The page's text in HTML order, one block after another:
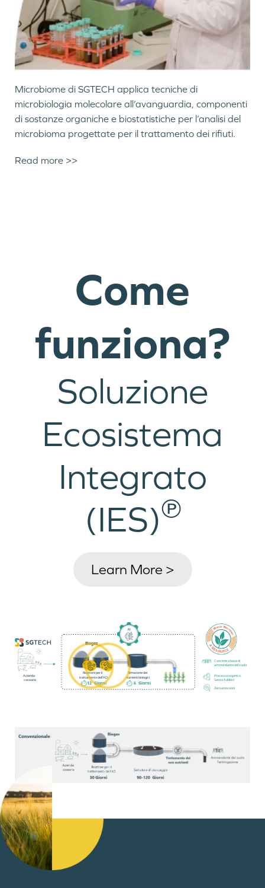
Microbiome di SGTECH applica tecniche di
microbiologia molecolare all’avanguardia, componenti
di sostanze organiche e biostatistiche per l’analisi del
microbioma progettate per il trattamento dei rifiuti.
Read more >>
Come
funziona?
Soluzione
Ecosistema
Integrato
(IES)℗
Learn More >
Azienda
casearia
Biogas
Reattore per il
trattamento dell'AD
Rimozione dei
nutrienti biologici
Concime a base di
ammendante del suolo
Processo organico
Senza Additivi
Zero emissioni
12  Giorni 6  Giorni